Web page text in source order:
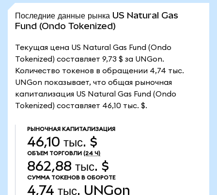
Последние данные рынка US Natural Gas
Fund (Ondo Tokenized)
Текущая цена US Natural Gas Fund (Ondo
Tokenized) составляет 9,73 $ за UNGon.
Количество токенов в обращении 4,74 тыс.
UNGon показывает, что общая рыночная
капитализация US Natural Gas Fund (Ondo
Tokenized) составляет 46,10 тыс. $.
РЫНОЧНАЯ КАПИТАЛИЗАЦИЯ
46,10 тыс. $
ОБЪЕМ ТОРГОВЛИ (24 Ч)
862,88 тыс. $
СУММА ТОКЕНОВ В ОБОРОТЕ
4,74 тыс. UNGon